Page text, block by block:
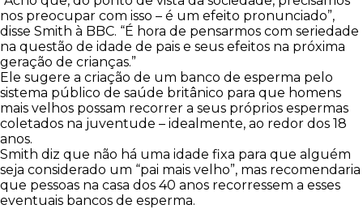
nos preocupar com isso – é um efeito pronunciado”,
disse Smith à BBC. “É hora de pensarmos com seriedade
na questão de idade de pais e seus efeitos na próxima
geração de crianças.”
Ele sugere a criação de um banco de esperma pelo
sistema público de saúde britânico para que homens
mais velhos possam recorrer a seus próprios espermas
coletados na juventude – idealmente, ao redor dos 18
anos.
Smith diz que não há uma idade fixa para que alguém
seja considerado um “pai mais velho”, mas recomendaria
que pessoas na casa dos 40 anos recorressem a esses
eventuais bancos de esperma.